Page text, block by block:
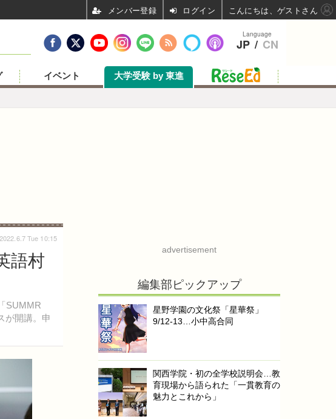
イベント 大学受験 by 東進
語村
SUMMR
が開講。申
2022.6.7 Tue 10:15
advertisement
編集部ピックアップ
星野学園の文化祭「星華祭」
9/12-13…小中高合同
関西学院・初の全学校説明会…教
育現場から語られた「一貫教育の
魅力とこれから」
Language
JP / CN
ログイン こんにちは、ゲストさん